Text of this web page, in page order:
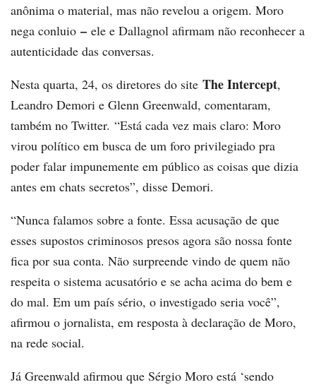
anônima o material, mas não revelou a origem. Moro
nega conluio – ele e Dallagnol afirmam não reconhecer a
autenticidade das conversas.
Nesta quarta, 24, os diretores do site The Intercept,
Leandro Demori e Glenn Greenwald, comentaram,
também no Twitter. “Está cada vez mais claro: Moro
virou político em busca de um foro privilegiado pra
poder falar impunemente em público as coisas que dizia
antes em chats secretos”, disse Demori.
“Nunca falamos sobre a fonte. Essa acusação de que
esses supostos criminosos presos agora são nossa fonte
fica por sua conta. Não surpreende vindo de quem não
respeita o sistema acusatório e se acha acima do bem e
do mal. Em um país sério, o investigado seria você”,
afirmou o jornalista, em resposta à declaração de Moro,
na rede social.
Já Greenwald afirmou que Sérgio Moro está ‘sendo